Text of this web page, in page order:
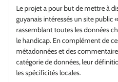
Le projet a pour but de mettre à
guyanais intéressés un site public
rassemblant toutes les données
le handicap. En complément de
métadonnées et des
catégorie de données, leur
les spécificités locales.